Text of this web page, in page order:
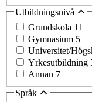
Utbildningsnivå
Grundskola 11
Gymnasium 5
Universitet/
Yrkesutbildning
Annan 7
Språk